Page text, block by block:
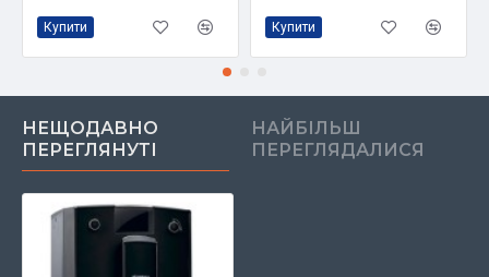
Купити Купити
НЕЩОДАВНО
ПЕРЕГЛЯНУТІ
НАЙБІЛЬШ
ПЕРЕГЛЯДАЛИСЯ